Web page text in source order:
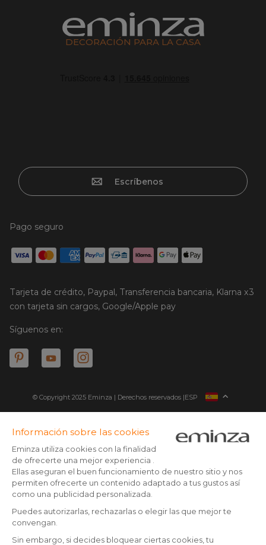
DECORACIÓN PARA LA CASA
Escríbenos
Pago seguro
Tarjeta de crédito, Paypal, Transferencia bancaria, Klarna x3
con tarjeta sin cargos, Google/Apple pay
Síguenos en:
© Copyright 2025 Eminza | Derechos reservados |
FRANCIA
ALEMANIA
SUIZA
DANMARK
ESP
* Tienes 30 días (a patir de la recepción o recogida de tu
paquete) para devolver los productos y ser reembolsado.
Excepto los paquetes voluminosos
** Todos los pedidos realizados antes de las 14:00 h son enviados
el mismo día